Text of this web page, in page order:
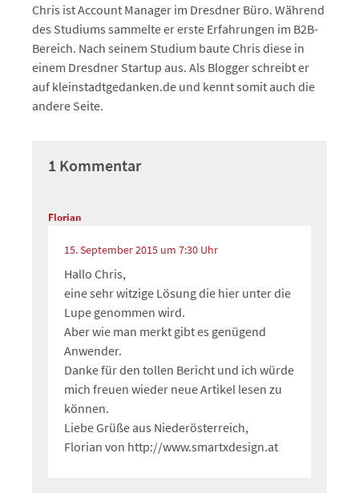
Chris ist Account Manager im Dresdner Büro. Während
des Studiums sammelte er erste Erfahrungen im B2B-
Bereich. Nach seinem Studium baute Chris diese in
einem Dresdner Startup aus. Als Blogger schreibt er
auf kleinstadtgedanken.de und kennt somit auch die
andere Seite.
1 Kommentar
Florian
15. September 2015 um 7:30 Uhr
Hallo Chris,
eine sehr witzige Lösung die hier unter die
Lupe genommen wird.
Aber wie man merkt gibt es genügend
Anwender.
Danke für den tollen Bericht und ich würde
mich freuen wieder neue Artikel lesen zu
können.
Liebe Grüße aus Niederösterreich,
Florian von http://www.smartxdesign.at